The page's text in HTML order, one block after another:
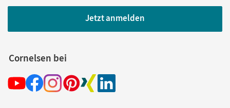
Jetzt anmelden
Cornelsen bei